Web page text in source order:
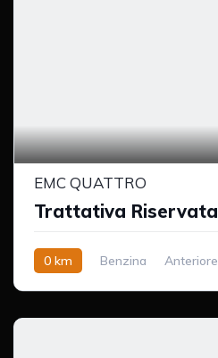
EMC QUATTRO
Trattativa Riservata
0 km Benzina Anteriore